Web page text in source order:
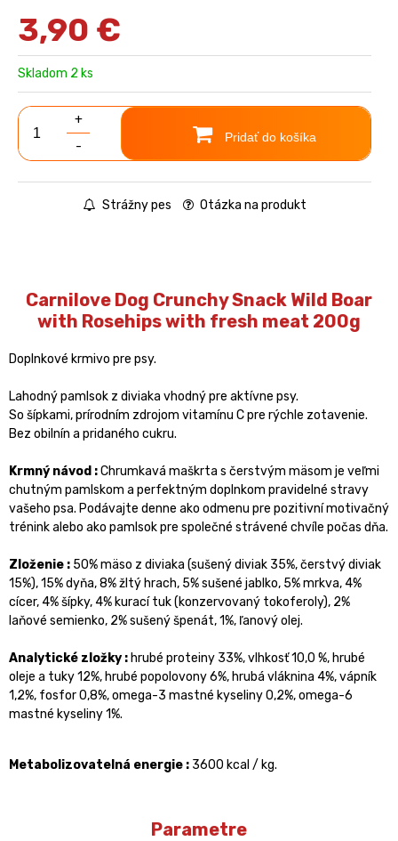
3,90 €
Skladom 2 ks
+
-
Pridať do košíka
Strážny pes Otázka na produkt
Carnilove Dog Crunchy Snack Wild Boar
with Rosehips with fresh meat 200g
Doplnkové krmivo pre psy.
Lahodný pamlsok z diviaka vhodný pre aktívne psy.
So šípkami, prírodním zdrojom vitamínu C pre rýchle zotavenie.
Bez obilnín a pridaného cukru.
Krmný návod :Chrumkavá maškrta s čerstvým mäsom je veľmi
chutným pamlskom a perfektným doplnkom pravidelné stravy
vašeho psa. Podávajte denne ako odmenu pre pozitivní motivačný
trénink alebo ako pamlsok pre společné strávené chvíle počas dňa.
Zloženie : 50% mäso z diviaka (sušený diviak 35%, čerstvý diviak
15%), 15% dyňa, 8% žltý hrach, 5% sušené jablko, 5% mrkva, 4%
cícer, 4% šípky, 4% kurací tuk (konzervovaný tokoferoly), 2%
laňové semienko, 2% sušený špenát, 1%, ľanový olej.
Analytické zložky : hrubé proteiny 33%, vlhkosť 10,0 %, hrubé
oleje a tuky 12%, hrubé popolovony 6%, hrubá vláknina 4%, vápník
1,2%, fosfor 0,8%, omega-3 mastné kyseliny 0,2%, omega-6
mastné kyseliny 1%.
Metabolizovatelná energie : 3600 kcal / kg.
Parametre